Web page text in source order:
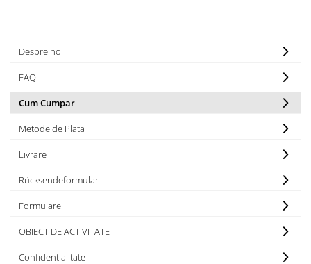
Despre noi
FAQ
Cum Cumpar
Metode de Plata
Livrare
Rücksendeformular
Formulare
OBIECT DE ACTIVITATE
Confidentialitate